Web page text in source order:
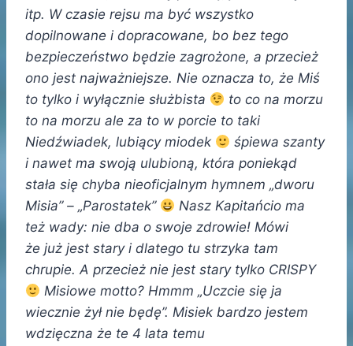
itp. W czasie rejsu ma być wszystko
dopilnowane i dopracowane, bo bez tego
bezpieczeństwo będzie zagrożone, a przecież
ono jest najważniejsze. Nie oznacza to, że Miś
to tylko i wyłącznie służbista
to co na morzu
to na morzu ale za to w porcie to taki
Niedźwiadek, lubiący miodek
śpiewa szanty
i nawet ma swoją ulubioną, która poniekąd
stała się chyba nieoficjalnym hymnem „dworu
Misia” – „Parostatek”
Nasz Kapitańcio ma
też wady: nie dba o swoje zdrowie! Mówi
że już jest stary i dlatego tu strzyka tam
chrupie. A przecież nie jest stary tylko CRISPY
Misiowe motto? Hmmm „Uczcie się ja
wiecznie żył nie będę”. Misiek bardzo jestem
wdzięczna że te 4 lata temu